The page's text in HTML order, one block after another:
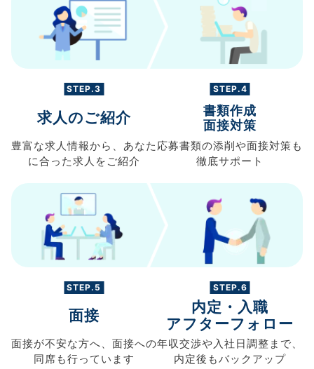
STEP.3
求人のご紹介
豊富な求人情報から、 あなた
に合った求人を ご紹介
STEP.4
書類作成
面接対策
応募書類の添削や面接対策も
徹底サポート
STEP.5
面接
面接が不安な方へ、 面接への
同席も行っています
STEP.6
内定・入職
アフターフォロー
年収交渉や入社日調整まで、
内定後もバックアップ